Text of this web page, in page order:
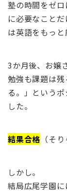
塾の時間をゼ
に必要なこと
は英語をもっと
3か月後、お嬢
勉強も課題は
る。」という
した。
結果合格 （そ
しかし。
結局広尾学園に